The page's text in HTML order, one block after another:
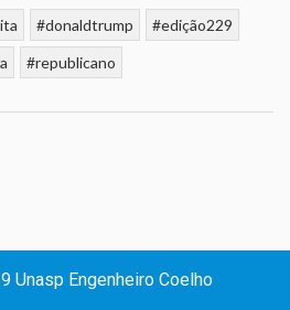
#donaldtrump
#edição229
#republicano
Unasp Engenheiro Coelho